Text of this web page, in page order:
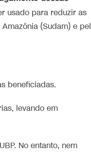
usado para reduzir as
(Sudam) e
beneficiadas.
levando em
No entanto, nem